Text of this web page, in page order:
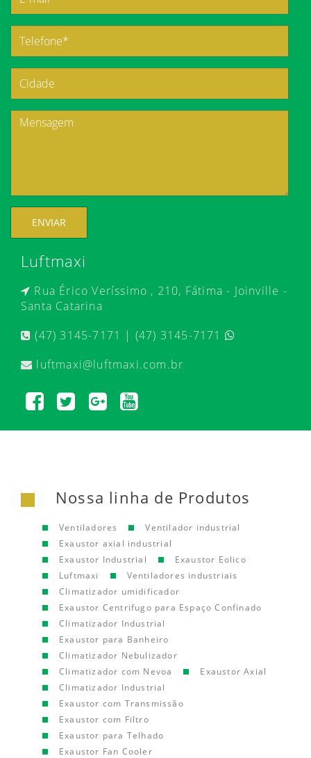
ENVIAR
Luftmaxi
Rua Érico Veríssimo , 210, Fátima - Joinville -
Santa Catarina
(47) 3145-7171 | (47) 3145-7171
luftmaxi@luftmaxi.com.br
Nossa linha de Produtos
Ventiladores
Ventilador industrial
Exaustor axial industrial
Exaustor Industrial
Exaustor Eolico
Luftmaxi
Ventiladores industriais
Climatizador umidificador
Exaustor Centrifugo para Espaço Confinado
Climatizador Industrial
Exaustor para Banheiro
Climatizador Nebulizador
Climatizador com Nevoa
Exaustor Axial
Climatizador Industrial
Exaustor com Transmissão
Exaustor com Filtro
Exaustor para Telhado
Exaustor Fan Cooler